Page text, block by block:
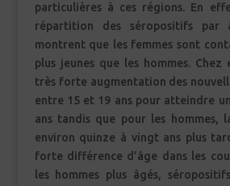
particulières à ces régions. En
répartition des séropositifs par
montrent que les femmes sont
plus jeunes que les hommes.
très forte augmentation des
entre 15 et 19 ans pour atteindre
ans tandis que pour les hommes,
environ quinze à vingt ans plus
forte différence d’âge dans les
les hommes plus âgés,